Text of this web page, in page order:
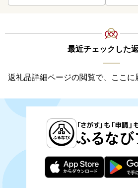
最近チェックした
返礼品詳細ページの閲覧で、ここに